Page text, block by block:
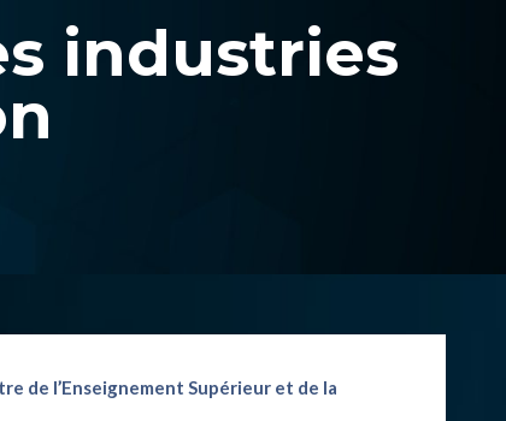
industries
de l’Enseignement Supérieur et de la